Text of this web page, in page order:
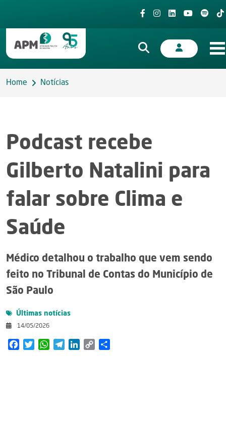
Home Notícias
Podcast recebe
Gilberto Natalini para
falar sobre Clima e
Saúde
Médico detalhou o trabalho que vem sendo
feito no Tribunal de Contas do Município de
São Paulo
Últimas notícias
14/05/2026
FacebookTwitterWhatsAppTelegramLinkedIn
Copy